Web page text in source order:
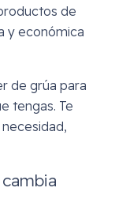
de
y económica
de grúa para
tengas. Te